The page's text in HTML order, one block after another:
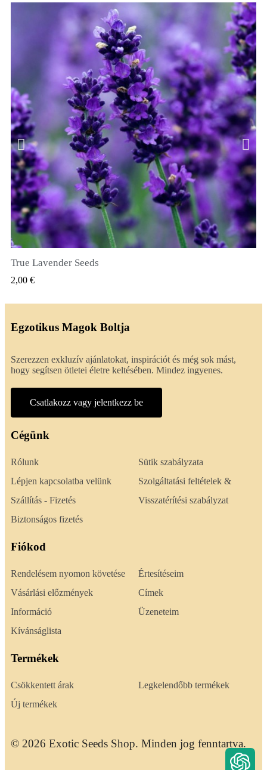
True Lavender Seeds
2,00 €
Egzotikus Magok Boltja
Szerezzen exkluzív ajánlatokat, inspirációt és még sok mást,
hogy segítsen ötletei életre keltésében. Mindez ingyenes.
Csatlakozz vagy jelentkezz be
Cégünk
Rólunk
Lépjen kapcsolatba velünk
Szállítás - Fizetés
Biztonságos fizetés
Sütik szabályzata
Szolgáltatási feltételek &
Visszatérítési szabályzat
Fiókod
Rendelésem nyomon követése
Vásárlási előzmények
Információ
Kívánságlista
Értesítéseim
Címek
Üzeneteim
Termékek
Csökkentett árak
Új termékek
Legkelendőbb termékek
© 2026 Exotic Seeds Shop. Minden jog fenntartva.